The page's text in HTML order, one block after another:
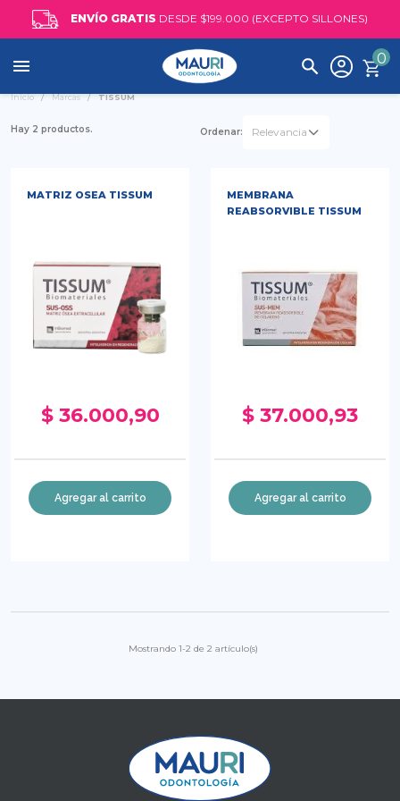
ENVÍO GRATIS DESDE $199.000 (EXCEPTO SILLONES)
 0
Inicio Marcas TISSUM
Hay 2 productos. Ordenar: Relevancia
MATRIZ OSEA TISSUM
$ 36.000,90
Agregar al carrito
MEMBRANA
REABSORVIBLE TISSUM
$ 37.000,93
Agregar al carrito
Mostrando 1-2 de 2 artículo(s)